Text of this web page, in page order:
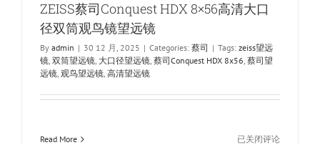
ZEISS蔡司Conquest HDX 8×56高清大口
径双筒观鸟镜望远镜
By admin | 30 12 月, 2025 | Categories: 蔡司 | Tags: zeiss望远
镜, 双筒望远镜, 大口径望远镜, 蔡司Conquest HDX 8x56, 蔡司望
远镜, 观鸟望远镜, 高清望远镜
Read More
ZEISS
已关闭评论